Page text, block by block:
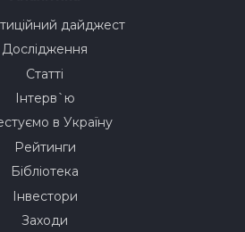
дайджест
Дослідження
Статті
Інтерв`ю
в Україну
Рейтинги
Бібліотека
Інвестори
Заходи